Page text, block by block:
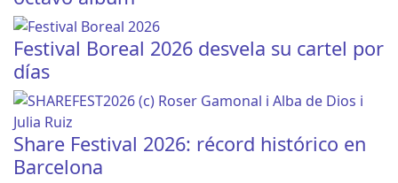
Festival Boreal 2026 desvela su cartel por
días
Share Festival 2026: récord histórico en
Barcelona